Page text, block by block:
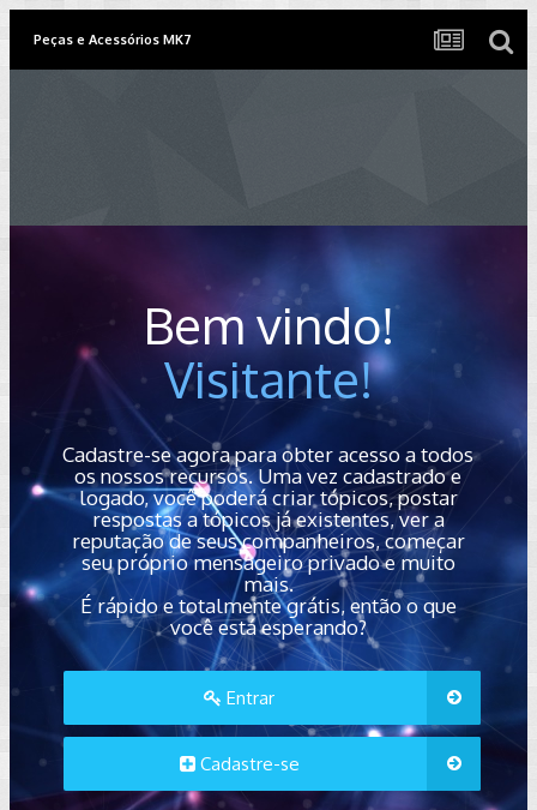
Peças e Acessórios MK7
Bem vindo!
Visitante!
Cadastre-se agora para obter acesso a todos
os nossos recursos. Uma vez cadastrado e
logado, você poderá criar tópicos, postar
respostas a tópicos já existentes, ver a
reputação de seus companheiros, começar
seu próprio mensageiro privado e muito
mais.
É rápido e totalmente grátis, então o que
você está esperando?
Entrar
Cadastre-se